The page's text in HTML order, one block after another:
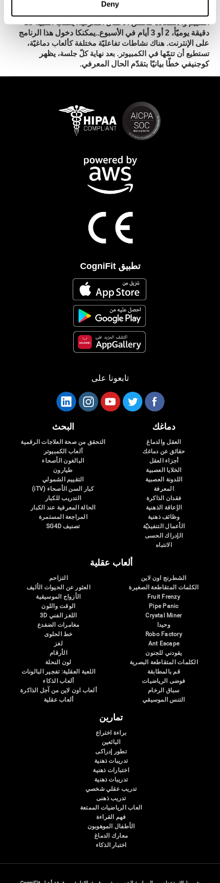
Deny
التقييم والاستعادة لتحسّن الأعمال المعرفيّة.
يطلب التنبيه 15
دقيقة يوميّأ، 2 أو 3 أيام في الأسبوع.
.يمكنكا دخول هذا الرنامج
على الإنترنت. هناك نشاطات تفاعليّة مختلفة كألعاب دماغيّة،
تستطيع أن تتمّها في الكمبيوتر. بعد نهاية كلّ جلسة،يظهر
كوجنيفي خطّا بيانيّا بتقدّم الحال المعرفي.
تطبيق CogniFit
تابعونا على
دماغك
العقل والدماغ
حقائق عن دماغك
أجزاء العقل
الخلايا العصبية
اللدونة العصبية
المعرفة
فقدان الذاكرة
الإعاقة الذهنية
وظائف ذهنية
الأعمال التنفيذيّة
الإدراك الحسى
الانتباه
البحث
التحقق من صحة العلاجات الرقمية
ألعاب الكمبيوتر
البالغون الأصحاء
طيارون
التقييم الشمولي
كبار السن الأصحاء (iTV)
التدريب للكبار
الحالة المعرفية عند الكبار
المراجعة المستمرة
تصنيف SG4D
ألعاب عقلية
الشطرنج اون لاين
الكلمات المتقاطعة الصغيرة
Fruit Frenzy
Pipe Panic
Crystal Miner
وحيدا
Robo Factory
Ant Escape
يقودني للجنون
الكلمات المتقاطعة البصرية
قم بالمطابقة
فوضى الرياضيات
سباق الرخام
التنس الموسيقي
التزاحم
العثور عن الحيوات الأليف
الأزواج الموسيقية
الوقت واللون
اللغز الفني 3D
مغامرات الضفدع
خط الحلوى
لغز
الأرقام
لون النحلة
اللعبة العقلية: تفجير البالونات
ألعاب الذكاء
ألعاب اون لاين من آجل الذاكرة
ألعاب عقلية
تمارين
براءة اختراع
البائعين
تطور إدراكى
تدريبات ذهنية
اختبارات ذهنية
تدريبات ذهنية
تدريب عقلي شخصي
تدريب ذهنى
العاب الرياضيات الممتعة
فهم القراءة
الأطفال الموهوبون
معارك الدماغ
اختبار الذكاء